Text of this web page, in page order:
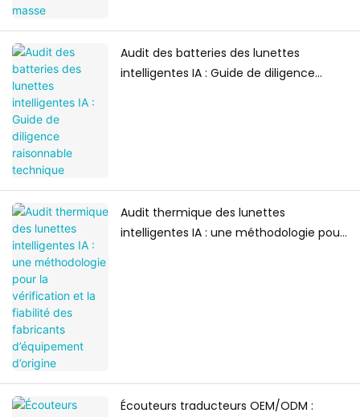
Audit des batteries des lunettes
intelligentes IA : Guide de diligence
Audit thermique des lunettes
intelligentes IA : une méthodologie pour
Écouteurs traducteurs OEM/ODM :